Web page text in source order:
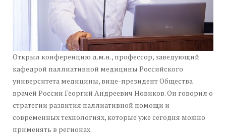
Открыл конференцию д.м.н., профессор, заведующий
кафедрой паллиативной медицины Российского
университета медицины, вице-президент Общества
врачей России Георгий Андреевич Новиков. Он говорил о
стратегии развития паллиативной помощи и
современных технологиях, которые уже сегодня можно
применять в регионах.